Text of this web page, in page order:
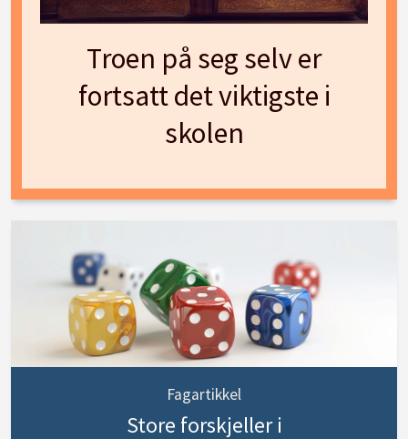
Troen på seg selv er
fortsatt det viktigste i
skolen
Fagartikkel
Store forskjeller i